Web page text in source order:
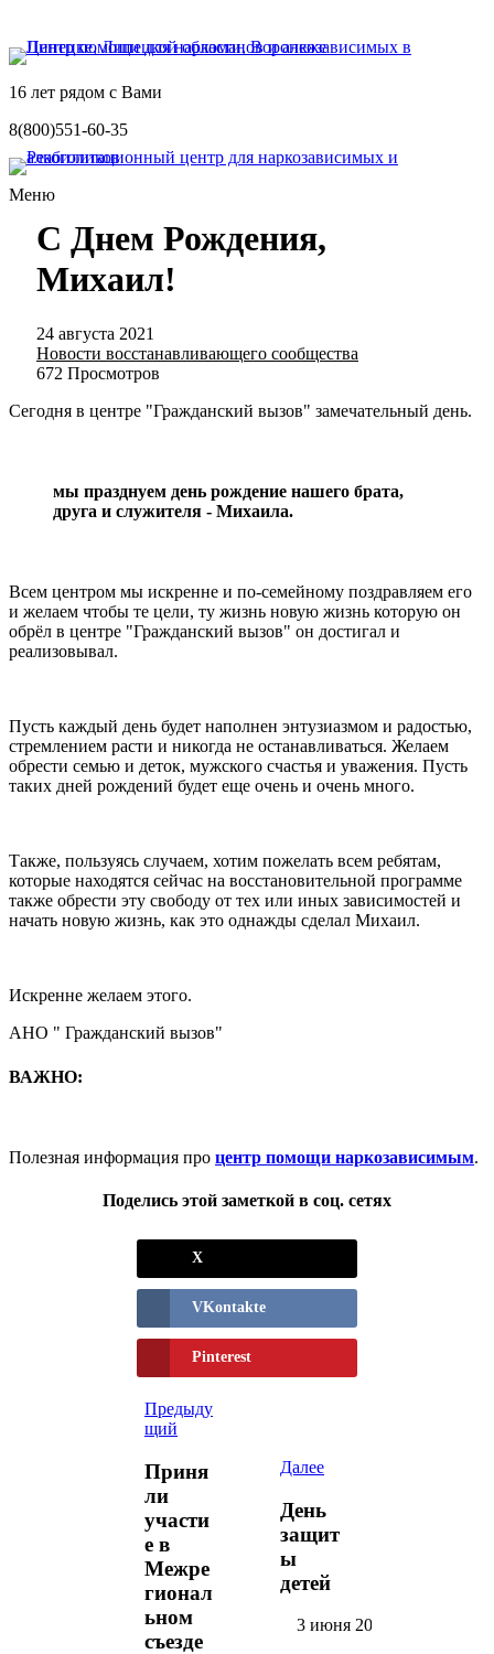
16 лет рядом с Вами
8(800)551-60-35
Меню
С Днем Рождения,
Михаил!
24 августа 2021
Новости восстанавливающего сообщества
672 Просмотров
Сегодня в центре "Гражданский вызов" замечательный день.
мы празднуем день рождение нашего брата,
друга и служителя - Михаила.
Всем центром мы искренне и по-семейному поздравляем его
и желаем чтобы те цели, ту жизнь новую жизнь которую он
обрёл в центре "Гражданский вызов" он достигал и
реализовывал.
Пусть каждый день будет наполнен энтузиазмом и радостью,
стремлением расти и никогда не останавливаться. Желаем
обрести семью и деток, мужского счастья и уважения. Пусть
таких дней рождений будет еще очень и очень много.
Также, пользуясь случаем, хотим пожелать всем ребятам,
которые находятся сейчас на восстановительной программе
также обрести эту свободу от тех или иных зависимостей и
начать новую жизнь, как это однажды сделал Михаил.
Искренне желаем этого.
АНО " Гражданский вызов"
ВАЖНО:
Полезная информация про центр помощи наркозависимым.
Поделись этой заметкой в соц. сетях
X
VKontakte
Pinterest
Предыду
щий
Приня
ли
участи
е в
Межре
гионал
ьном
съезде
Далее
День
защит
ы
детей
3 июня 2021